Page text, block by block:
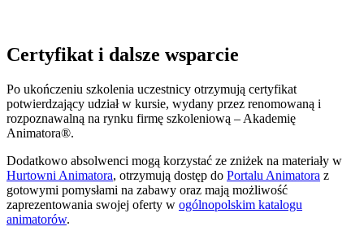
Certyfikat i dalsze wsparcie
Po ukończeniu szkolenia uczestnicy otrzymują certyfikat
potwierdzający udział w kursie, wydany przez renomowaną i
rozpoznawalną na rynku firmę szkoleniową – Akademię
Animatora®.
Dodatkowo absolwenci mogą korzystać ze zniżek na materiały w
Hurtowni Animatora, otrzymują dostęp do Portalu Animatora z
gotowymi pomysłami na zabawy oraz mają możliwość
zaprezentowania swojej oferty w ogólnopolskim katalogu
animatorów.